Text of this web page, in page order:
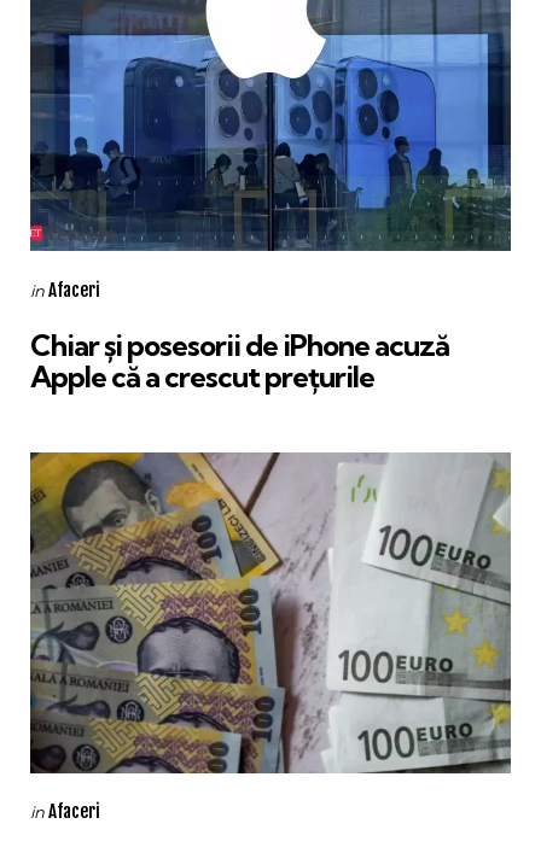
Categories
Posted
inAfaceri
Chiar și posesorii de iPhone acuză
Apple că a crescut prețurile
Categories
Posted
inAfaceri